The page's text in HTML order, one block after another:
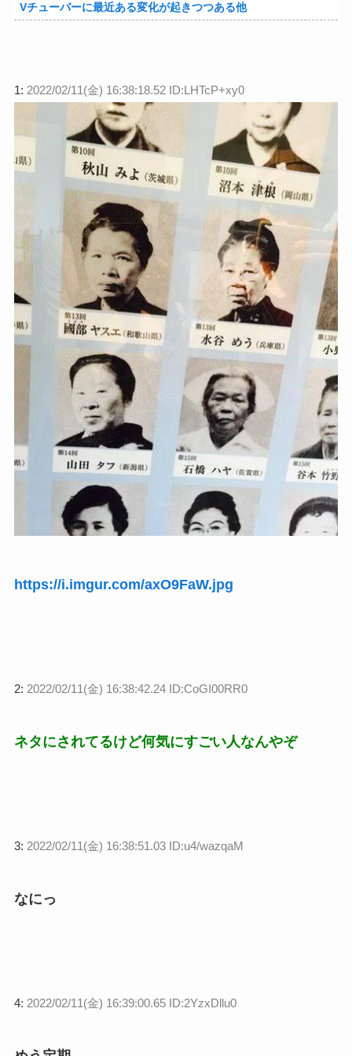
Vチューバーに最近ある変化が起きつつある他
1: 2022/02/11(金) 16:38:18.52 ID:LHTcP+xy0
https://i.imgur.com/axO9FaW.jpg
2: 2022/02/11(金) 16:38:42.24 ID:CoGI00RR0
ネタにされてるけど何気にすごい人なんやぞ
3: 2022/02/11(金) 16:38:51.03 ID:u4/wazqaM
なにっ
4: 2022/02/11(金) 16:39:00.65 ID:2YzxDllu0